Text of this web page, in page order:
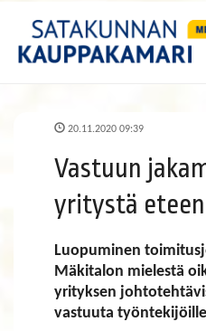
20.11.2020 09:39
Vastuun
yritystä
Luopuminen
Mäkitalon mielestä
yrityksen
vastuuta